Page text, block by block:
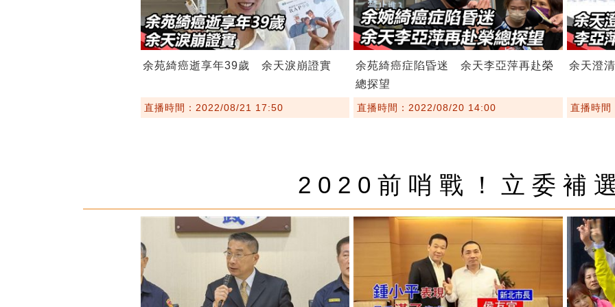
余苑綺癌逝享年39歲 余天淚崩證實
直播時間：2022/08/21 17:50
余苑綺癌症陷昏迷 余天李亞萍再赴榮
總探望
直播時間：2022/08/20 14:00
余天澄
直播時
2020前哨戰！立委補